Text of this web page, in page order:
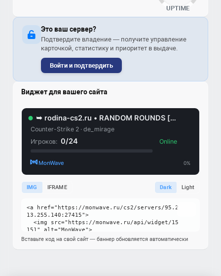
UPTIME
Это ваш сервер?
Подтвердите владение — получите управление
карточкой, статистику и приоритет в выдаче.
Войти и подтвердить
Виджет для вашего сайта
IMG IFRAME Dark Light
Вставьте код на свой сайт — баннер обновляется автоматически